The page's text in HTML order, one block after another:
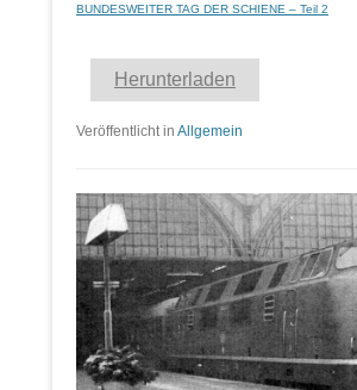
BUNDESWEITER TAG DER SCHIENE – Teil 2
Herunterladen
Veröffentlicht in Allgemein